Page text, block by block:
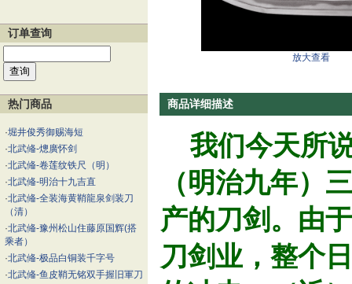
订单查询
热门商品
·堀井俊秀御赐海短
·北武偹-熜廣怀剑
·北武偹-卷莲纹铁尺（明）
·北武偹-明治十九吉直
·北武偹-全装海黄鞘龍泉剑装刀
（清）
·北武偹-豫州松山住藤原国辉(搭
乘者）
·北武偹-极品白铜装千字号
·北武偹-鱼皮鞘无铭双手握旧軍刀
放大查看
商品详细描述
我们今天所
（明治九年）
产的刀剑。由
刀剑业，整个